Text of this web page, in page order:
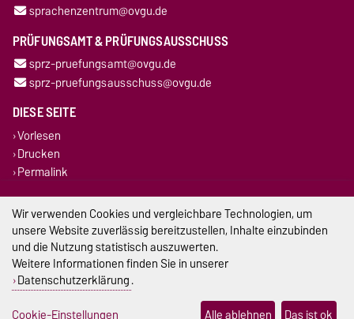
sprachenzentrum@ovgu.de
PRÜFUNGSAMT & PRÜFUNGSAUSSCHUSS
sprz-pruefungsamt@ovgu.de
sprz-pruefungsausschuss@ovgu.de
DIESE SEITE
Vorlesen
Drucken
Permalink
Impressum
Datenschutz
Barrierefreiheit
Cookie-Einstellungen
Wir verwenden Cookies und vergleichbare Technologien, um
unsere Website zuverlässig bereitzustellen, Inhalte einzubinden
und die Nutzung statistisch auszuwerten.
Weitere Informationen finden Sie in unserer
Datenschutzerklärung.
Cookie-Einstellungen
Alle ablehnen Das ist ok